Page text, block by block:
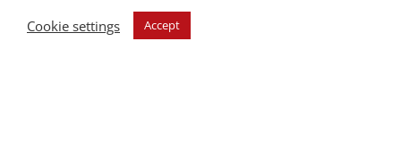
SIGUE A CLA EN REDES SOCIALES
Cookie settings
Accept